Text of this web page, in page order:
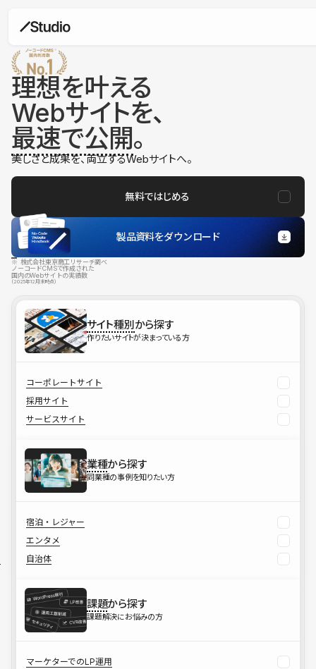
理想を叶える
Webサイトを、
最速で公開。
美しさと成果を、両立するWebサイトへ。
無料ではじめる
製品資料をダウンロード
※ 株式会社東京商工リサーチ調べ
ノーコードCMSで作成された
国内のWebサイトの実績数
（2025年12月末時点）
サイト種別から探す
作りたいサイトが決まっている方
コーポレートサイト
採用サイト
サービスサイト
業種から探す
同業種の事例を知りたい方
宿泊・レジャー
エンタメ
自治体
課題から探す
課題解決にお悩みの方
マーケターでのLP運用